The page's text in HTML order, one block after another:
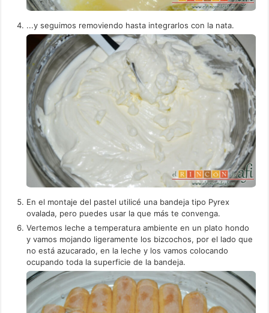
...y seguimos removiendo hasta integrarlos con la nata.
En el montaje del pastel utilicé una bandeja tipo Pyrex
ovalada, pero puedes usar la que más te convenga.
Vertemos leche a temperatura ambiente en un plato hondo
y vamos mojando ligeramente los bizcochos, por el lado que
no está azucarado, en la leche y los vamos colocando
ocupando toda la superficie de la bandeja.